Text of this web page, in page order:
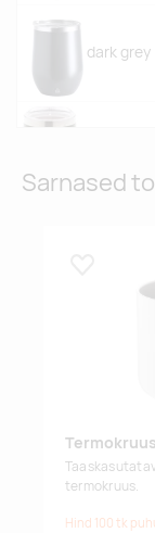
dark grey
Sarnased
termokruus.
Hind 100 tk